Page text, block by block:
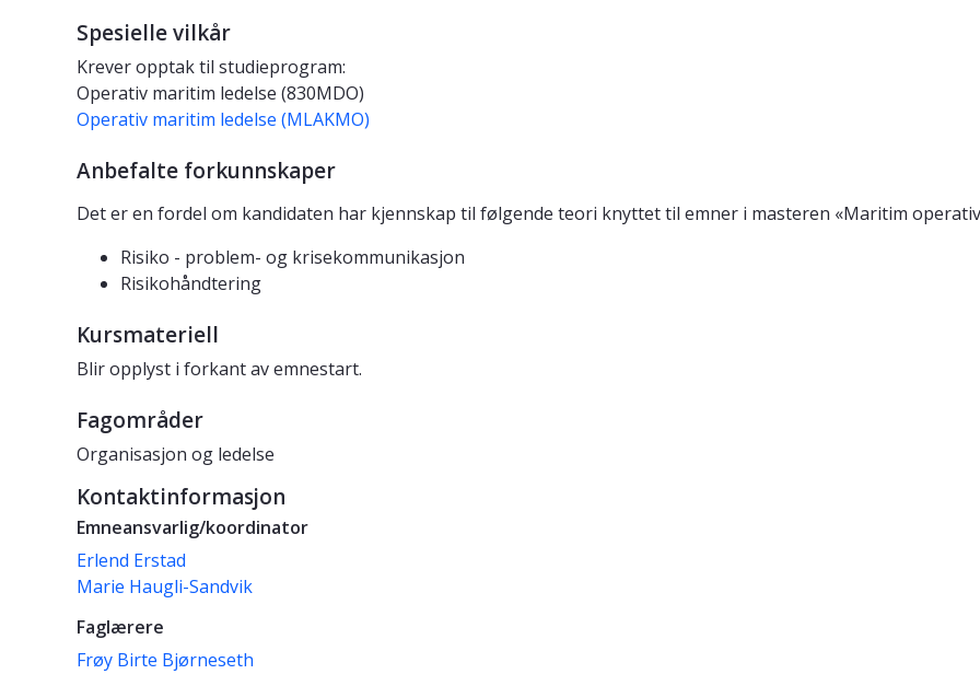
Spesielle vilkår
Krever opptak til studieprogram:
Operativ maritim ledelse (830MDO)
Operativ maritim ledelse (MLAKMO)
Anbefalte forkunnskaper
Det er en fordel om kandidaten har kjennskap til følgende teori knyttet til emner i masteren «Maritim operativ
Risiko - problem- og krisekommunikasjon
Risikohåndtering
Kursmateriell
Blir opplyst i forkant av emnestart.
Fagområder
Organisasjon og ledelse
Kontaktinformasjon
Emneansvarlig/koordinator
Erlend Erstad
Marie Haugli-Sandvik
Faglærere
Frøy Birte Bjørneseth